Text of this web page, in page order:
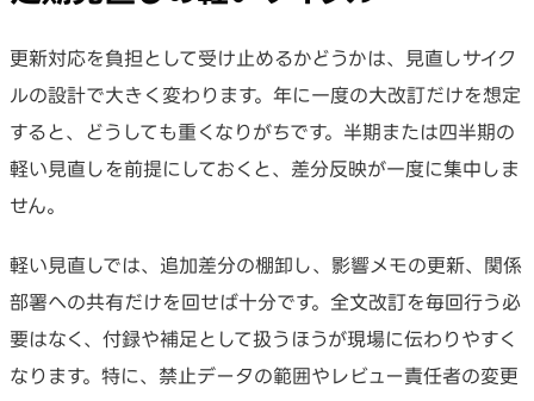
更新対応を負担として受け止めるかどうかは、見直しサイク
ルの設計で大きく変わります。年に一度の大改訂だけを想定
すると、どうしても重くなりがちです。半期または四半期の
軽い見直しを前提にしておくと、差分反映が一度に集中しま
せん。
軽い見直しでは、追加差分の棚卸し、影響メモの更新、関係
部署への共有だけを回せば十分です。全文改訂を毎回行う必
要はなく、付録や補足として扱うほうが現場に伝わりやすく
なります。特に、禁止データの範囲やレビュー責任者の変更